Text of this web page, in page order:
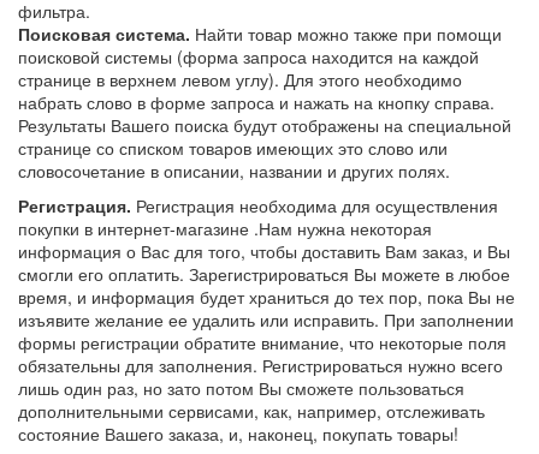
фильтра.
Поисковая система. Найти товар можно также при помощи
поисковой системы (форма запроса находится на каждой
странице в верхнем левом углу). Для этого необходимо
набрать слово в форме запроса и нажать на кнопку справа.
Результаты Вашего поиска будут отображены на специальной
странице со списком товаров имеющих это слово или
словосочетание в описании, названии и других полях.
Регистрация. Регистрация необходима для осуществления
покупки в интернет-магазине .Нам нужна некоторая
информация о Вас для того, чтобы доставить Вам заказ, и Вы
смогли его оплатить. Зарегистрироваться Вы можете в любое
время, и информация будет храниться до тех пор, пока Вы не
изъявите желание ее удалить или исправить. При заполнении
формы регистрации обратите внимание, что некоторые поля
обязательны для заполнения. Регистрироваться нужно всего
лишь один раз, но зато потом Вы сможете пользоваться
дополнительными сервисами, как, например, отслеживать
состояние Вашего заказа, и, наконец, покупать товары!